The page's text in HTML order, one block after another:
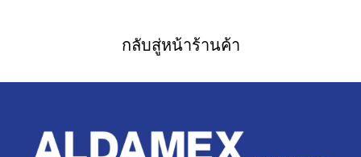
กลับสู่หน้าร้านค้า